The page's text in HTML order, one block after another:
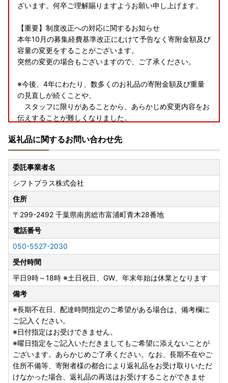
ざいます。何卒ご理解賜りますようお願い申し上げます。
【重要】制度改正への対応に関するお知らせ
本年10月の募集経費基準改正にむけて予告なく寄附金額及び
容量の変更をすることがございます。
突然の変更の場合もございますので、ご了承ください。
※今後、4年にわたり、数多くのお礼品の寄附金額及び重量
の見直しが続くことや、
スタッフに限りがあることから、あらかじめ変更内容をお
伝えすることが難しくなりました。
容赦賜り、
引き続き千葉県南房総市の応援をよろしくお願いいたしま
す。
【ワンストップ特例制度の申請サービス変更について】
以前は「自治体マイページ」からの申請にて対応可能でした
が、
2025年5月1日より「ふるまど」からの申請に変更となりま
した。
また、紙で申請していただいた方の申請状況については『ふ
るまど』に反映予定です。
オンラインでのワンストップ特例申請は、下記URLからお願
いいたします。
ふるまどURL：https://furumado.jp/
☆彡☆彡☆彡☆彡☆彡☆彡☆彡☆彡☆彡☆彡☆彡☆彡☆彡
-+-+-+-+-+-+-+-+-+-+-+-+-+-+-+-+-+-+-+-+-
【★返礼品レビューのご協力をおねがいします！★】
-+-+-+-+-+-+-+-+-+-+-+-+-+-+-+-+-+-+-+-+-
☆彡☆彡☆彡☆彡☆彡☆彡☆彡☆彡☆彡☆彡☆彡☆彡☆彡
返礼品に関するお問い合わせ先
委託事業者名
シフトプラス株式会社
住所
〒299-2492 千葉県南房総市富浦町青木28番地
電話番号
050-5527-2030
受付時間
平日9時～18時 ※土日祝日、GW、年末年始は休業となります
備考
※長期不在日、配達時間指定のご希望がある場合は、備考欄に
ご記入ください。
※日付指定はお受けできません。
※曜日指定をご記入いただきましてもご希望に添えないことが
ございます。あらかじめご了承ください。なお、長期不在やご
住所不備等、寄附者様の都合により返礼品をお受け取りいただ
けなかった場合、返礼品の再送はお受けすることができませ